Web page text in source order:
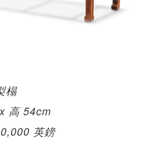
榻
高 54cm
英鎊